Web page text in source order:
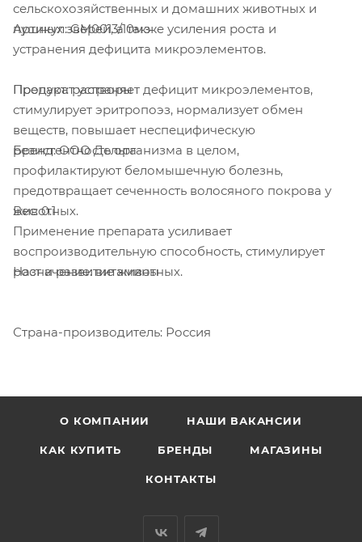
сельскохозяйственных и домашних животных и
пушных зверей, а также усиления роста и
устранения дефицита микроэлементов.
Препарат устраняет дефицит микроэлементов,
стимулирует эритропоэз, нормализует обмен
веществ, повышает неспецифическую
резистентность организма в целом,
профилактируют беломышечную болезнь,
предотвращает сеченность волосяного покрова у
животных.
Применение препарата усиливает
воспроизводительную способность, стимулирует
рост и развитие животных.
Артикул: GM0013/10мз
Продукт: растворы
Бренд: ООО Дельта
Вес: 0.1
Назначение: витамины
Страна-производитель: Россия
О КОМПАНИИ НАШИ ВАКАНСИИ
КАК КУПИТЬ БРЕНДЫ МАГАЗИНЫ
КОНТАКТЫ